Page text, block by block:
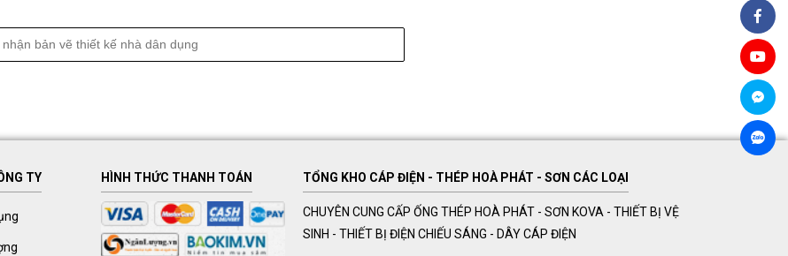
TY HÌNH THỨC THANH TOÁN TỔNG KHO CÁP ĐIỆN - THÉP HOÀ PHÁT - SƠN CÁC LOẠI
CHUYÊN CUNG CẤP ỐNG THÉP HOÀ PHÁT - SƠN KOVA - THIẾT BỊ VỆ
SINH - THIẾT BỊ ĐIỆN CHIẾU SÁNG - DÂY CÁP ĐIỆN